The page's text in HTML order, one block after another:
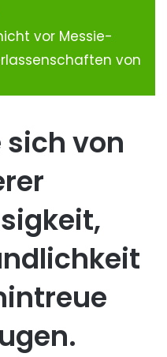
vor Messie-
von
sich von